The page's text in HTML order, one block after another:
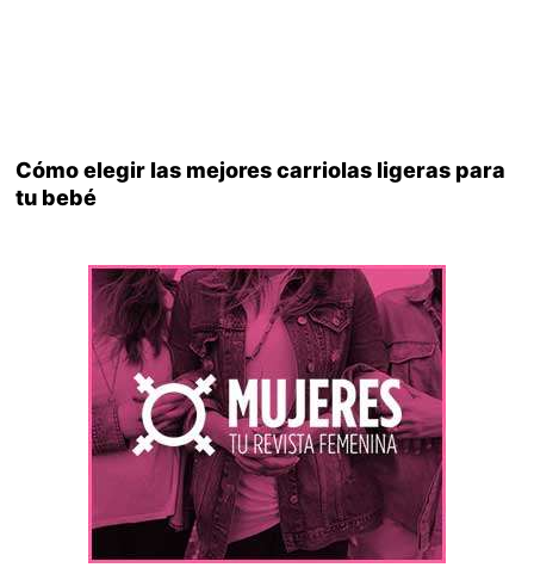
Cómo elegir las mejores carriolas ligeras para
tu bebé